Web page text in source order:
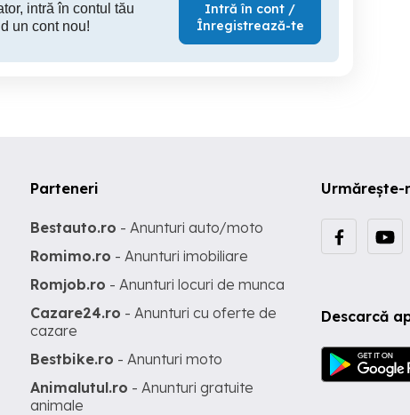
intră în contul tău
un cont nou!
Intră în cont /
Înregistrează-te
Urmărește-
Descarcă
Parteneri
Bestauto.ro - Anunturi auto/moto
Romimo.ro - Anunturi imobiliare
Romjob.ro - Anunturi locuri de munca
Cazare24.ro - Anunturi cu oferte de
cazare
Bestbike.ro - Anunturi moto
Animalutul.ro - Anunturi gratuite
animale